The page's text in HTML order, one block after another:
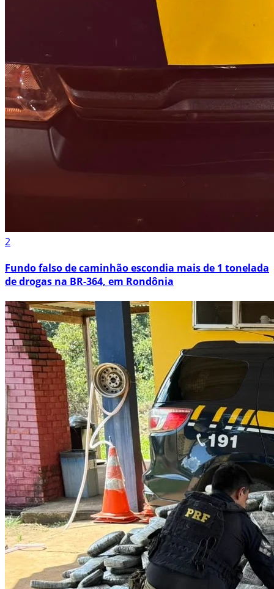
2
Fundo falso de caminhão escondia mais de 1 tonelada
de drogas na BR-364, em Rondônia